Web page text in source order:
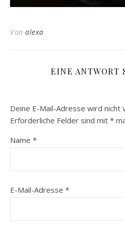
Von alexa
EINE ANTWORT
Deine E-Mail-Adresse wird nicht
Erforderliche Felder sind mit *
Name *
E-Mail-Adresse *